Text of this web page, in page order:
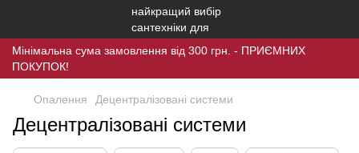
Мінімальна сума замовлення від 300 грн. - ПРИЄМНИХ
ПОКУПОК!
Опалення Децентралізовані системи
Децентралізовані системи